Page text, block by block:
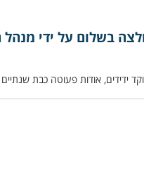
בשלום על ידי מנהל
אודות פעוטה כבת שנתיים